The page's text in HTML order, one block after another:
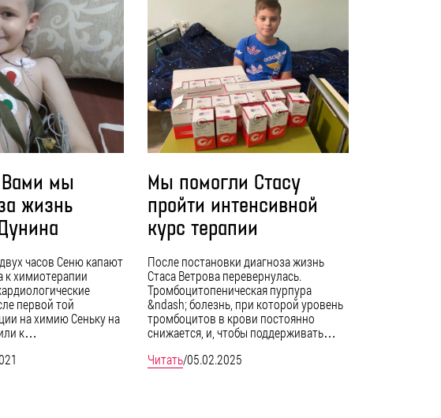
Вами мы
жизнь
часов Сеню капают
к химиотерапии
первой той
на химию Сеньку на
к…
Мы помогли Стасу
пройти интенсивной
курс терапии
После постановки диагноза жизнь
Стаса Ветрова перевернулась.
Тромбоцитопеническая пурпура
&ndash; болезнь, при которой уровень
тромбоцитов в крови постоянно
снижается, и, чтобы поддерживать…
Читать/05.02.2025